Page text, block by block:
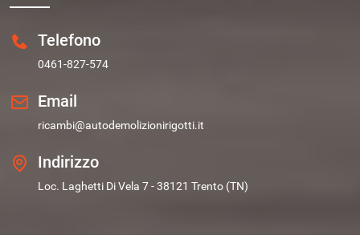
Telefono
0461-827-574
Email
ricambi@autodemolizionirigotti.it
Indirizzo
Loc. Laghetti Di Vela 7 - 38121 Trento (TN)